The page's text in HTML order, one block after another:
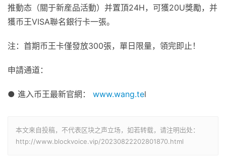
推動态（關于新産品活動）并置頂24H，可獲20U獎勵，并
獲币王VISA聯名銀行卡一張。
注：首期币王卡僅發放300張，單日限量，領完即止！
申請通道：
● 進入币王最新官網： www.wang.tel
本文来自投稿，不代表区块之声立场，如若转载，请注明出处：
http://www.blockvoice.vip/20230822202801870.html